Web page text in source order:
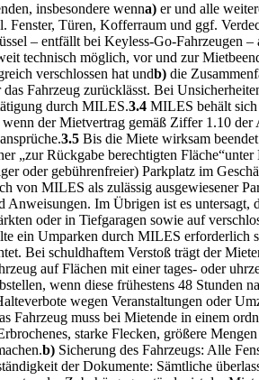
insbesondere wenna) er und alle
Fenster, Türen, Kofferraum und ggf.
– entfällt bei Keyless-Go-Fahrzeugen
technisch möglich, vor und zur
verschlossen hat undb) die
Fahrzeug zurücklässt. Bei
durch MILES.3.4 MILES behält sich
der Mietvertrag gemäß Ziffer 1.10
3.5 Bis die Miete wirksam
„zur Rückgabe berechtigten
oder gebührenfreier) Parkplatz im
von MILES als zulässig ausgewiesener
Im Übrigen ist es untersagt,
oder in Tiefgaragen sowie auf
ein Umparken durch MILES erforderlich
Bei schuldhaftem Verstoß trägt der
auf Flächen mit einer tages- oder
wenn diese frühestens 48 Stunden
wegen Veranstaltungen oder
Fahrzeug muss bei Mietende in einem
starke Flecken, größere
b) Sicherung des Fahrzeugs: Alle
der Dokumente: Sämtliche